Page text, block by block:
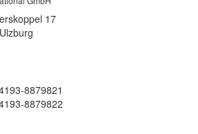
17
8879821
8879822